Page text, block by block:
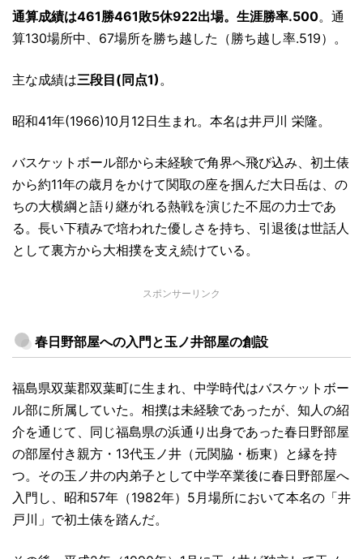
通算成績は461勝461敗5休922出場。生涯勝率.500。通
算130場所中、67場所を勝ち越した（勝ち越し率.519）。
主な成績は三段目(同点1)。
昭和41年(1966)10月12日生まれ。本名は井戸川 栄隆。
バスケットボール部から未経験で角界へ飛び込み、初土俵
から約11年の歳月をかけて関取の座を掴んだ大日岳は、の
ちの大横綱と語り継がれる熱戦を演じた不屈の力士であ
る。長い下積みで培われた優しさを持ち、引退後は世話人
として裏方から大相撲を支え続けている。
スポンサーリンク
春日野部屋への入門と玉ノ井部屋の創設
福島県双葉郡双葉町に生まれ、中学時代はバスケットボー
ル部に所属していた。相撲は未経験であったが、知人の紹
介を通じて、同じ福島県の浜通り出身であった春日野部屋
の部屋付き親方・13代玉ノ井（元関脇・栃東）と縁を持
つ。その玉ノ井の内弟子として中学卒業後に春日野部屋へ
入門し、昭和57年（1982年）5月場所において本名の「井
戸川」で初土俵を踏んだ。